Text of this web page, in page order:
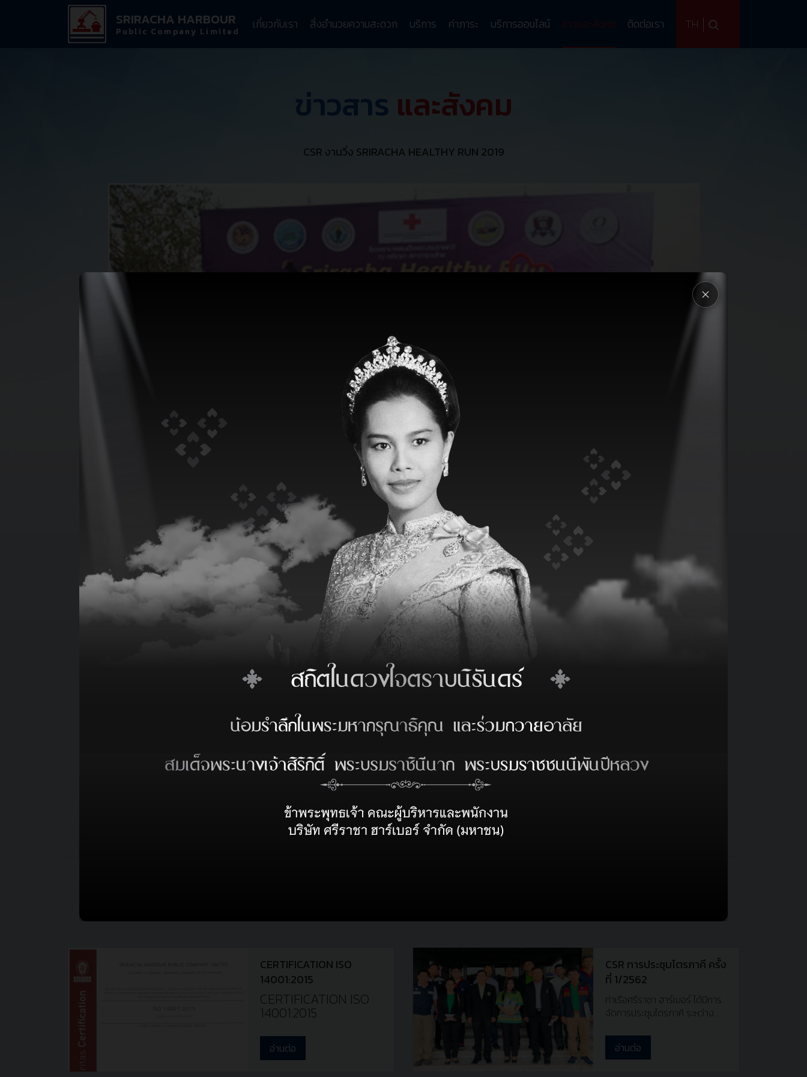
SRIRACHA HARBOUR
Public Company Limited เกี่ยวกับเรา สิ่งอำนวยความสะดวก บริการ ค่าภาระ บริการออนไลน์ ข่าวและสังคม ติดต่อเรา TH
ข่าวสาร และสังคม
CSR งานวิ่ง SRIRACHA HEALTHY RUN 2019
ตัวแทนและพนักงานท่าเรือ ศรีราชา ฮาร์เบอร์ ได้ร่วมสนับสนุนโครงการวิ่งมาราธอน ซึ่งจัดโดย รพ.สมเด็จ ณ ศรีราชา เมื่อวันที่ 20 มกราคม
2562 เวลา 04.00 น. ร่วมแจกน้ำดื่มและร่วมให้กำลังใจกับนักวิ่ง งาน SRIRACHA HEALTHY RUN เนื่องจากเส้นทางวิ่งของนักวิ่งมาราธอน
ผ่านหน้าท่าเรือ ศรีราชา ฮาร์เบอร์ และเป็นการร่วมทำบุญกับการจัดหารายได้ให้กับ รพ.สมเด็จ ณ ศรีราชา เพื่อสมทบทุนในการจัดหาเครื่องมือ
CERTIFICATION ISO
14001:2015
CERTIFICATION ISO
14001:2015
อ่านต่อ
CSR การประชุมไตรภาคี ครั้ง
ที่ 1/2562
ท่าเรือศรีราชา ฮาร์เบอร์ ได้มีการ
จัดการประชุมไตรภาคี ระหว่าง
เป็นประจำทุกปี ปีละ 4 ครั้ง ซึ่งใน
วันพุธที่ 27 มีนาคม 2562 ที่ผ่าน
อ่านต่อ